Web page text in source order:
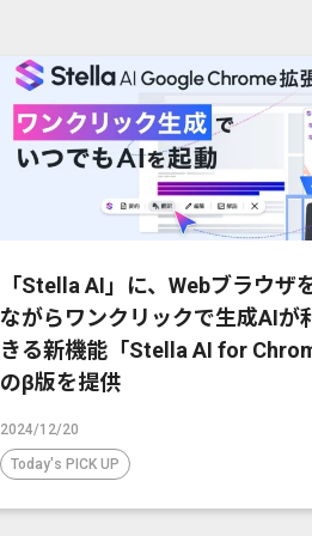
「Stella AI」に、Webブラウザ
ながらワンクリックで生成AIが
きる新機能「Stella AI for
のβ版を提供
2024/12/20
Today's PICK UP